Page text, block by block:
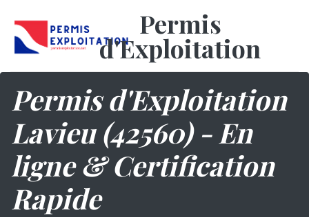
Permis
d'Exploitation
Permis d'Exploitation
Lavieu (42560) - En
ligne & Certification
Rapide